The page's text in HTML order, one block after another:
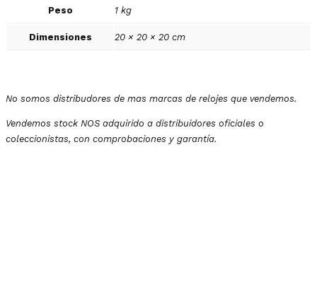
Peso 1 kg
Dimensiones 20 × 20 × 20 cm
No somos distribudores de mas marcas de relojes que vendemos.
Vendemos stock NOS adquirido a distribuidores oficiales o
coleccionistas, con comprobaciones y garantía.